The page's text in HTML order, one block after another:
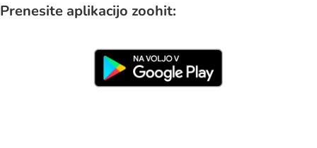
Prenesite aplikacijo zoohit: